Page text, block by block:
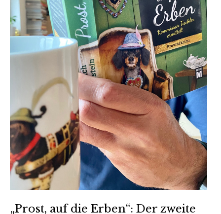
„Prost, auf die Erben“: Der zweite